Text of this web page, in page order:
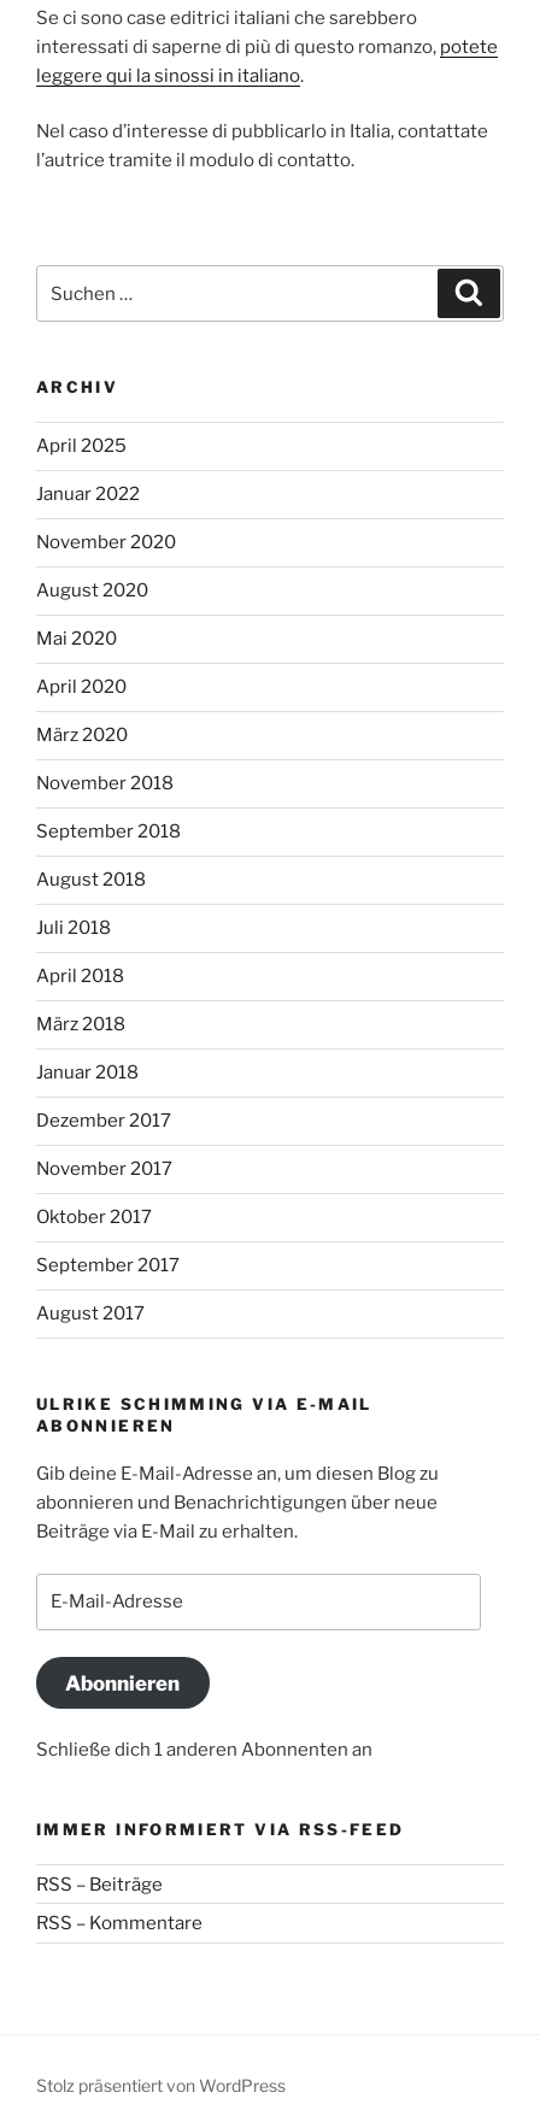
Se ci sono case editrici italiani che sarebbero
interessati di saperne di più di questo romanzo, potete
leggere qui la sinossi in italiano.
Nel caso d’interesse di pubblicarlo in Italia, contattate
l’autrice tramite il modulo di contatto.
nach:
ARCHIV
April 2025
Januar 2022
November 2020
August 2020
Mai 2020
April 2020
März 2020
November 2018
September 2018
August 2018
Juli 2018
April 2018
März 2018
Januar 2018
Dezember 2017
November 2017
Oktober 2017
September 2017
August 2017
ULRIKE SCHIMMING VIA E-MAIL
ABONNIEREN
Gib deine E-Mail-Adresse an, um diesen Blog zu
abonnieren und Benachrichtigungen über neue
Beiträge via E-Mail zu erhalten.
Abonnieren
Schließe dich 1 anderen Abonnenten an
IMMER INFORMIERT VIA RSS-FEED
RSS – Beiträge
RSS – Kommentare
Stolz präsentiert von WordPress